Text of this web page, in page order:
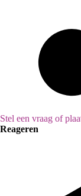
Stel een vraag of
Reageren